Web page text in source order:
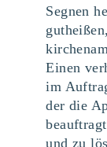
Segnen
Einen
im
der die
und zu